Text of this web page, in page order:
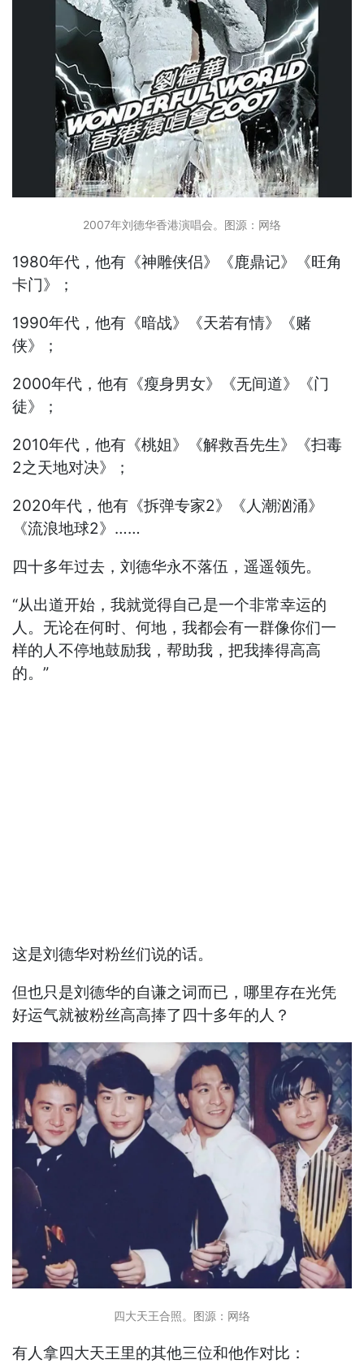
2007年刘德华香港演唱会。图源：网络
1980年代，他有《神雕侠侣》《鹿鼎记》《旺角
卡门》；
1990年代，他有《暗战》《天若有情》《赌
侠》；
2000年代，他有《瘦身男女》《无间道》《门
徒》；
2010年代，他有《桃姐》《解救吾先生》《扫毒
2之天地对决》；
2020年代，他有《拆弹专家2》《人潮汹涌》
《流浪地球2》……
四十多年过去，刘德华永不落伍，遥遥领先。
“从出道开始，我就觉得自己是一个非常幸运的
人。无论在何时、何地，我都会有一群像你们一
样的人不停地鼓励我，帮助我，把我捧得高高
的。”
这是刘德华对粉丝们说的话。
但也只是刘德华的自谦之词而已，哪里存在光凭
好运气就被粉丝高高捧了四十多年的人？
四大天王合照。图源：网络
有人拿四大天王里的其他三位和他作对比：